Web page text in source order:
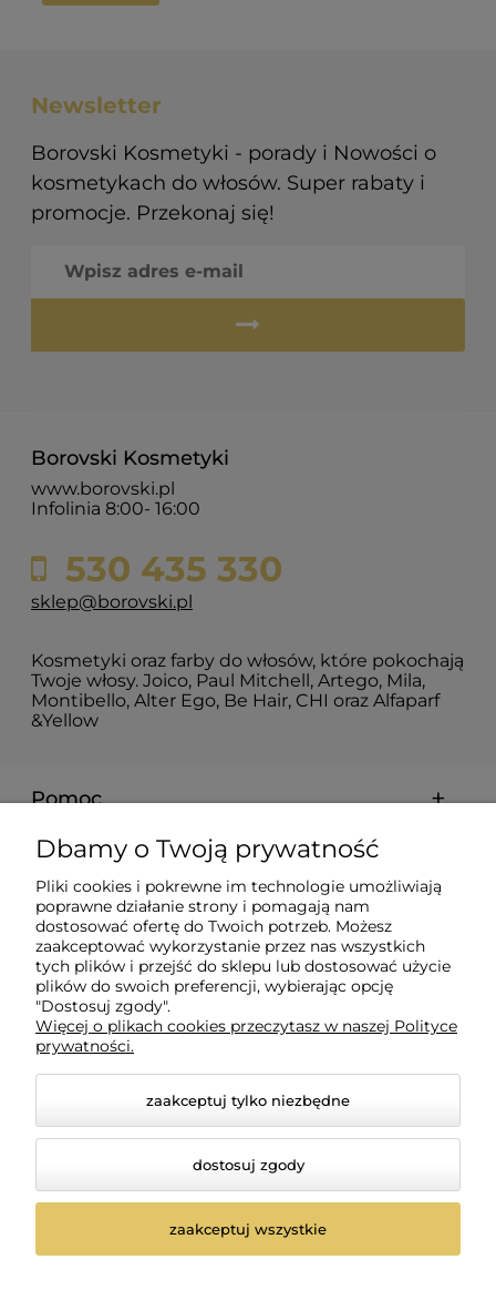
Newsletter
Borovski Kosmetyki - porady i Nowości o
kosmetykach do włosów. Super rabaty i
promocje. Przekonaj się!
Borovski Kosmetyki
www.borovski.pl
Infolinia 8:00- 16:00
530 435 330
sklep@borovski.pl
Kosmetyki oraz farby do włosów, które pokochają
Twoje włosy. Joico, Paul Mitchell, Artego, Mila,
Montibello, Alter Ego, Be Hair, CHI oraz Alfaparf
&Yellow
Pomoc
Moje konto
Płatności i dostawa
Informacje
O nas
Dbamy o Twoją prywatność
Pliki cookies i pokrewne im technologie umożliwiają
poprawne działanie strony i pomagają nam
dostosować ofertę do Twoich potrzeb. Możesz
zaakceptować wykorzystanie przez nas wszystkich
tych plików i przejść do sklepu lub dostosować użycie
plików do swoich preferencji, wybierając opcję
"Dostosuj zgody".
Więcej o plikach cookies przeczytasz w naszej Polityce
prywatności.
zaakceptuj tylko niezbędne
dostosuj zgody
zaakceptuj wszystkie